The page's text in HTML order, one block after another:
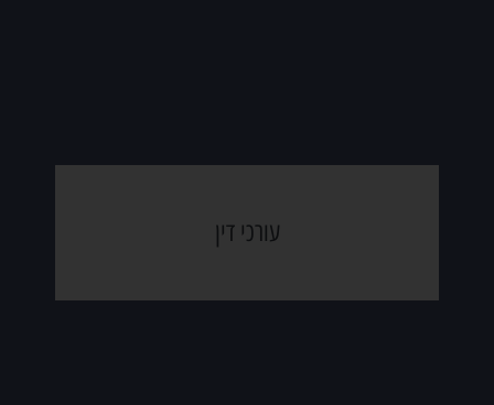
עורכי דין